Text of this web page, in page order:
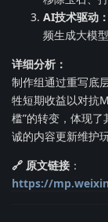
AI技术驱动：
频生成大模
详细分析：
制作组通过重写底
牲短期收益以对抗
槛”的转变，体现
诚的内容更新维护
🔗 原文链接 ：
https://